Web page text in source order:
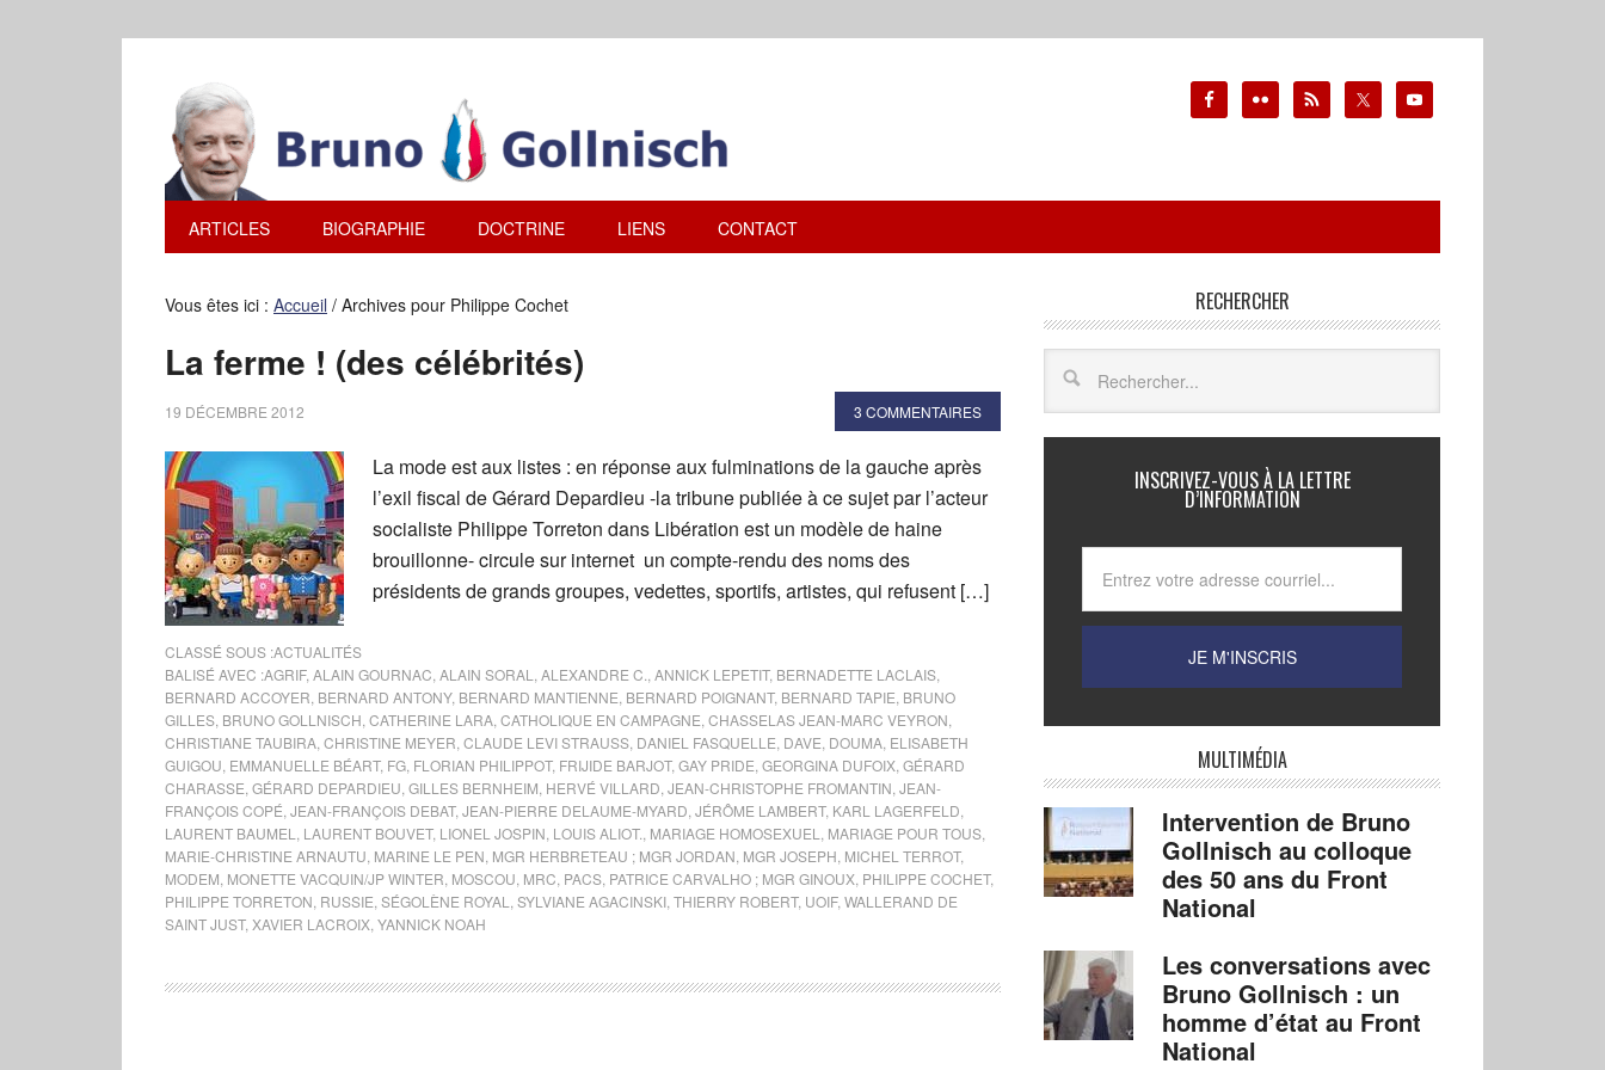
ARTICLES BIOGRAPHIE DOCTRINE LIENS CONTACT
Vous êtes ici : Accueil / Archives pour Philippe Cochet
La ferme ! (des célébrités)
19 DÉCEMBRE 2012 3 COMMENTAIRES
La mode est aux listes : en réponse aux fulminations de la gauche après
l’exil fiscal de Gérard Depardieu -la tribune publiée à ce sujet par l’acteur
socialiste Philippe Torreton dans Libération est un modèle de haine
brouillonne- circule sur internet un compte-rendu des noms des
présidents de grands groupes, vedettes, sportifs, artistes, qui refusent […]
CLASSÉ SOUS :ACTUALITÉS
BALISÉ AVEC :AGRIF, ALAIN GOURNAC ALAIN SORAL ALEXANDRE C. ANNICK LEPETIT, BERNADETTE LACLAIS
BERNARD ACCOYER BERNARD ANTONY, BERNARD MANTIENNE BERNARD POIGNANT, BERNARD TAPIE BRUNO
GILLES BRUNO GOLLNISCH CATHERINE LARA CATHOLIQUE EN CAMPAGNE CHASSELAS JEAN-MARC VEYRON
CHRISTIANE TAUBIRA CHRISTINE MEYER CLAUDE LEVI STRAUSS DANIEL FASQUELLE DAVE DOUMA ELISABETH
GUIGOU EMMANUELLE BÉART, FG FLORIAN PHILIPPOT, FRIJIDE BARJOT, GAY PRIDE GEORGINA DUFOIX GÉRARD
CHARASSE GÉRARD DEPARDIEU GILLES BERNHEIM HERVÉ VILLARD JEAN-CHRISTOPHE FROMANTIN JEAN-
FRANÇOIS COPÉ JEAN-FRANÇOIS DEBAT, JEAN-PIERRE DELAUME-MYARD JÉRÔME LAMBERT, KARL LAGERFELD
LAURENT BAUMEL
LAURENT BOUVET, LIONEL JOSPIN LOUIS ALIOT. MARIAGE HOMOSEXUEL MARIAGE POUR TOUS
MARIE-CHRISTINE ARNAUTU MARINE LE PEN MGR HERBRETEAU ; MGR JORDAN MGR JOSEPH MICHEL TERROT,
MODEM MONETTE VACQUIN/JP WINTER MOSCOU MRC PACS PATRICE CARVALHO ; MGR GINOUX PHILIPPE COCHET,
PHILIPPE TORRETON RUSSIE SÉGOLÈNE ROYAL SYLVIANE AGACINSKI THIERRY ROBERT, UOIF, WALLERAND DE
SAINT JUST, XAVIER LACROIX YANNICK NOAH
RECHERCHER
INSCRIVEZ-VOUS À LA LETTRE
D’INFORMATION
MULTIMÉDIA
Intervention de Bruno
Gollnisch au colloque
des 50 ans du Front
National
Les conversations avec
Bruno Gollnisch : un
homme d’état au Front
National